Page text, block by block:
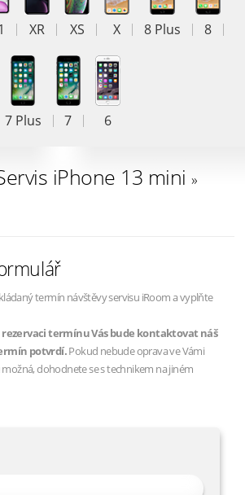
XR XS X 8 Plus 8
7 Plus 7 6
iPhone 13 mini»
termín návštěvy servisu iRoom a vyplňte
rezervaci termínu Vás bude kontaktovat náš
potvrdí.Pokud nebude oprava ve Vámi
dohodnete se s technikem na jiném